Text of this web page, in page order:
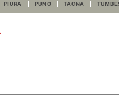
PIURA PUNO TACNA